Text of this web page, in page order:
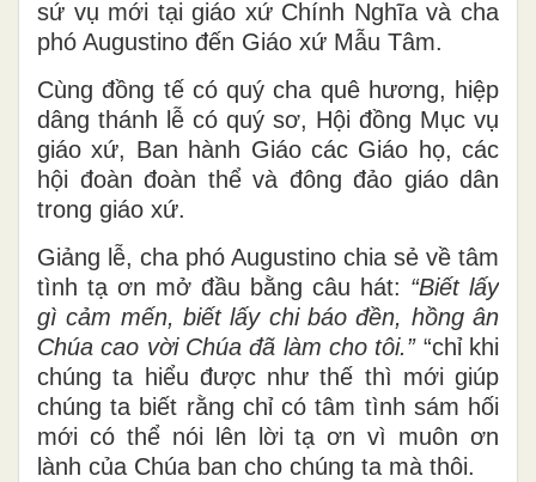
sứ vụ mới tại giáo xứ Chính Nghĩa và cha
phó Augustino đến Giáo xứ Mẫu Tâm.
Cùng đồng tế có quý cha quê hương, hiệp
dâng thánh lễ có quý sơ, Hội đồng Mục vụ
giáo xứ, Ban hành Giáo các Giáo họ, các
hội đoàn đoàn thể và đông đảo giáo dân
trong giáo xứ.
Giảng lễ, cha phó Augustino chia sẻ về tâm
tình tạ ơn mở đầu bằng câu hát: “Biết lấy
gì cảm mến, biết lấy chi báo đền, hồng ân
Chúa cao vời Chúa đã làm cho tôi.” “chỉ khi
chúng ta hiểu được như thế thì mới giúp
chúng ta biết rằng chỉ có tâm tình sám hối
mới có thể nói lên lời tạ ơn vì muôn ơn
lành của Chúa ban cho chúng ta mà thôi.